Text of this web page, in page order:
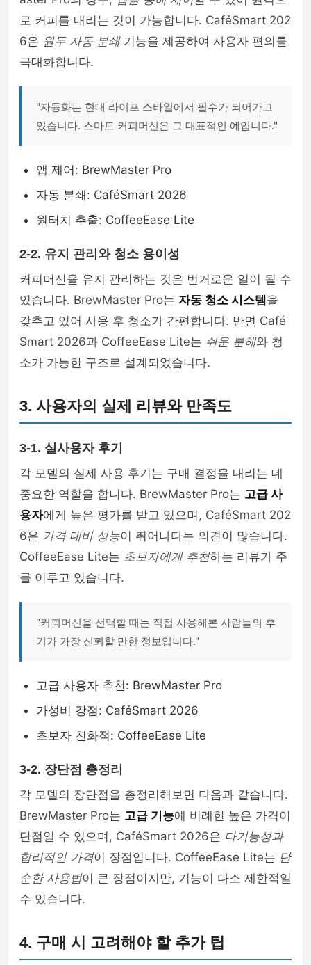
로 커피를 내리는 것이 가능합니다. CaféSmart 202
6은 원두 자동 분쇄기능을 제공하여 사용자 편의를
극대화합니다.
"자동화는 현대 라이프 스타일에서 필수가 되어가고
있습니다. 스마트 커피머신은 그 대표적인 예입니다."
앱 제어: BrewMaster Pro
자동 분쇄: CaféSmart 2026
원터치 추출: CoffeeEase Lite
2-2. 유지 관리와 청소 용이성
커피머신을 유지 관리하는 것은 번거로운 일이 될 수
있습니다. BrewMaster Pro는 자동 청소 시스템 을
갖추고 있어 사용 후 청소가 간편합니다. 반면 Café
Smart 2026과 CoffeeEase Lite는 쉬운 분해와 청
소가 가능한 구조로 설계되었습니다.
3. 사용자의 실제 리뷰와 만족도
3-1. 실사용자 후기
각 모델의 실제 사용 후기는 구매 결정을 내리는 데
중요한 역할을 합니다. BrewMaster Pro는 고급 사
용자에게 높은 평가를 받고 있으며, CaféSmart 202
6은 가격 대비 성능이 뛰어나다는 의견이 많습니다.
CoffeeEase Lite는 초보자에게 추천하는 리뷰가 주
를 이루고 있습니다.
"커피머신을 선택할 때는 직접 사용해본 사람들의 후
기가 가장 신뢰할 만한 정보입니다."
고급 사용자 추천: BrewMaster Pro
가성비 강점: CaféSmart 2026
초보자 친화적: CoffeeEase Lite
3-2. 장단점 총정리
각 모델의 장단점을 총정리해보면 다음과 같습니다.
BrewMaster Pro는 고급 기능에 비례한 높은 가격이
단점일 수 있으며, CaféSmart 2026은 다기능성과
합리적인 가격이 장점입니다. CoffeeEase Lite는 단
순한 사용법이 큰 장점이지만, 기능이 다소 제한적일
수 있습니다.
4. 구매 시 고려해야 할 추가 팁